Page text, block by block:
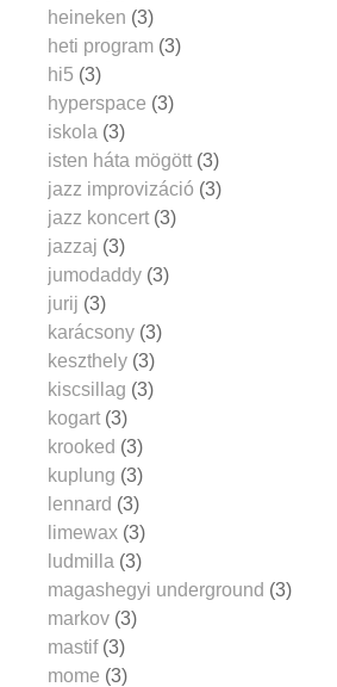
heineken (3)
heti program (3)
hi5 (3)
hyperspace (3)
iskola (3)
isten háta mögött (3)
jazz improvizáció (3)
jazz koncert (3)
jazzaj (3)
jumodaddy (3)
jurij (3)
karácsony (3)
keszthely (3)
kiscsillag (3)
kogart (3)
krooked (3)
kuplung (3)
lennard (3)
limewax (3)
ludmilla (3)
magashegyi underground (3)
markov (3)
mastif (3)
mome (3)